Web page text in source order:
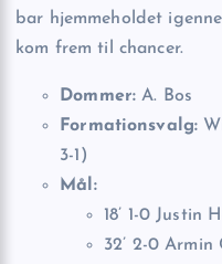
bar hjemmeholdet
kom frem til chancer.
Dommer: A. Bos
Formationsvalg:
3-1)
Mål:
18’ 1-0 Justin
32’ 2-0 Armin